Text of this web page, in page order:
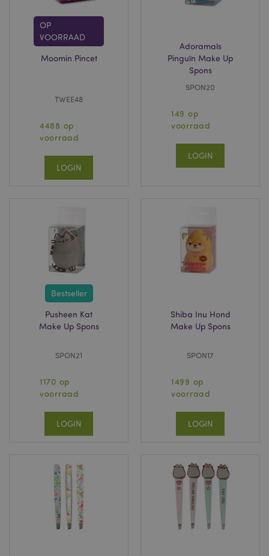
OP
VOORRAAD
Moomin Pincet
TWEE48
4488 op
voorraad
LOGIN
Adoramals
Pinguïn Make Up
Spons
SPON20
149 op
voorraad
LOGIN
Bestseller
Pusheen Kat
Make Up Spons
SPON21
1170 op
voorraad
LOGIN
Shiba Inu Hond
Make Up Spons
SPON17
1499 op
voorraad
LOGIN